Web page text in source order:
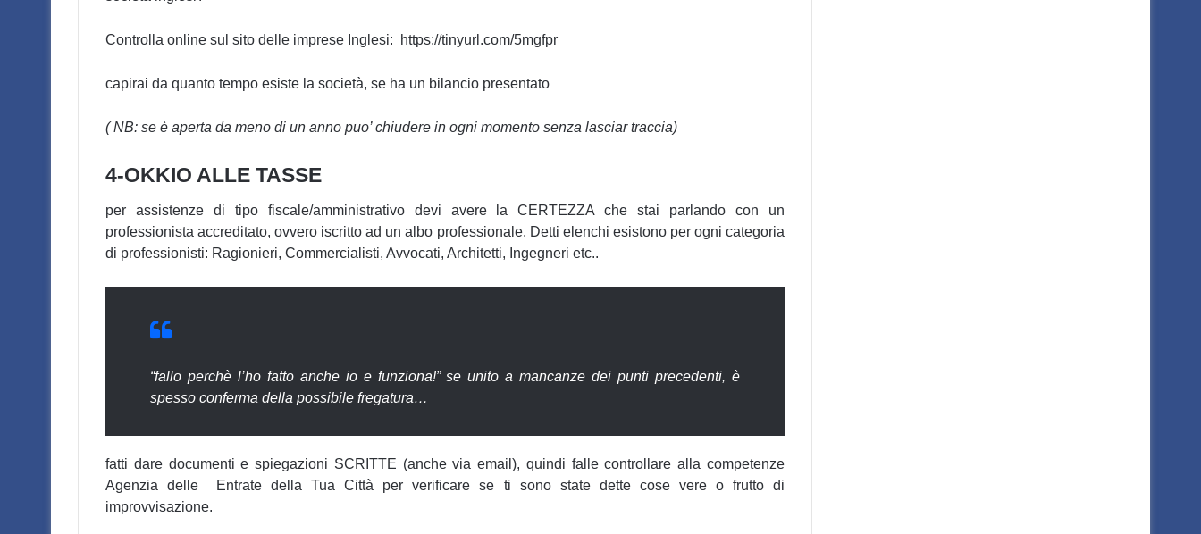
Controlla online sul sito delle imprese Inglesi: https://tinyurl.com/5mgfpr
capirai da quanto tempo esiste la società, se ha un bilancio presentato
( NB: se è aperta da meno di un anno puo’ chiudere in ogni momento senza lasciar traccia)
4-OKKIO ALLE TASSE
per assistenze di tipo fiscale/amministrativo devi avere la CERTEZZA che stai parlando con un
professionista accreditato, ovvero iscritto ad un albo professionale. Detti elenchi esistono per ogni categoria
di professionisti: Ragionieri, Commercialisti, Avvocati, Architetti, Ingegneri etc..
“fallo perchè l’ho fatto anche io e funziona!” se unito a mancanze dei punti precedenti, è
spesso conferma della possibile fregatura…
fatti dare documenti e spiegazioni SCRITTE (anche via email), quindi falle controllare alla competenze
Agenzia delle Entrate della Tua Città per verificare se ti sono state dette cose vere o frutto di
improvvisazione.